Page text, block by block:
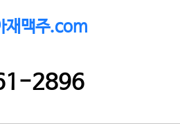
재맥주.com
2896